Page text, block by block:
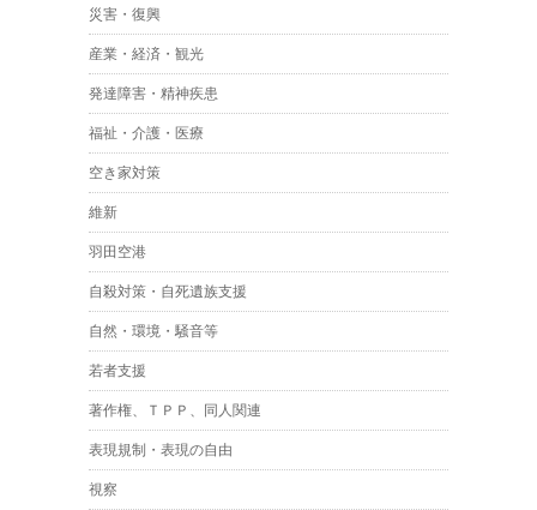
災害・復興
産業・経済・観光
発達障害・精神疾患
福祉・介護・医療
空き家対策
維新
羽田空港
自殺対策・自死遺族支援
自然・環境・騒音等
若者支援
著作権、ＴＰＰ、同人関連
表現規制・表現の自由
視察